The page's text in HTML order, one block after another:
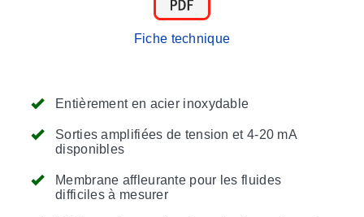
Entièrement en acier inoxydable
Sorties amplifiées de tension et 4-20 mA
disponibles
Membrane affleurante pour les fluides
difficiles à mesurer
Fiche technique